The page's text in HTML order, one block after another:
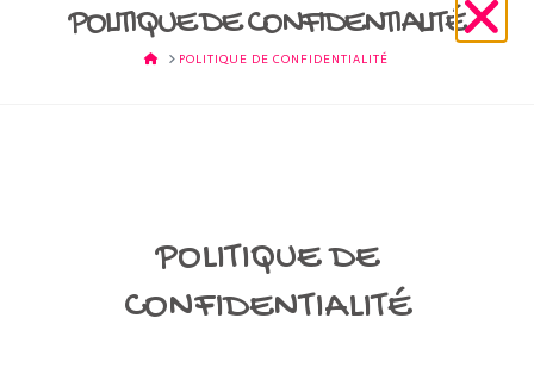
POLITIQUE DE CONFIDENTIALITÉ
HOMEPOLITIQUE DE CONFIDENTIALITÉ
POLITIQUE DE
CONFIDENTIALITÉ